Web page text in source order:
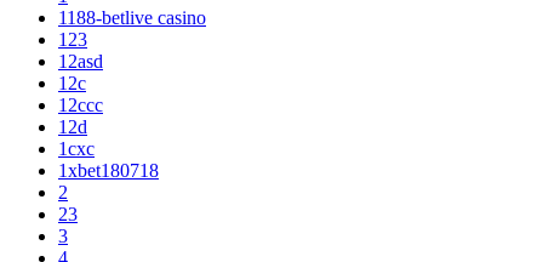
1188-betlive casino
123
12asd
12c
12ccc
12d
1cxc
1xbet180718
2
23
3